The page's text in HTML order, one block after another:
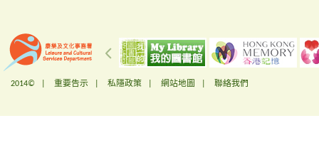
2014© | 重要告示 私隱政策 網站地圖 聯絡我們